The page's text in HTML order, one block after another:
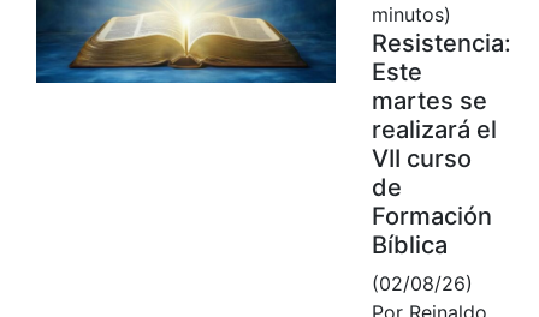
minutos)
Resistencia:
Este
martes se
realizará el
VII curso
de
Formación
Bíblica
(02/08/26)
Por Reinaldo